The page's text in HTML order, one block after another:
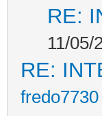
RE:
11/05/
RE:
fredo7730